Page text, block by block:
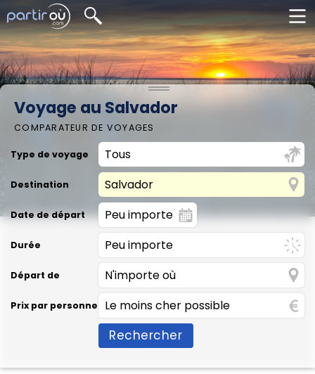
Voyage au Salvador
COMPARATEUR DE VOYAGES
Type de voyage
Destination
Date de départ
Durée
Départ de
Prix par personne
Rechercher